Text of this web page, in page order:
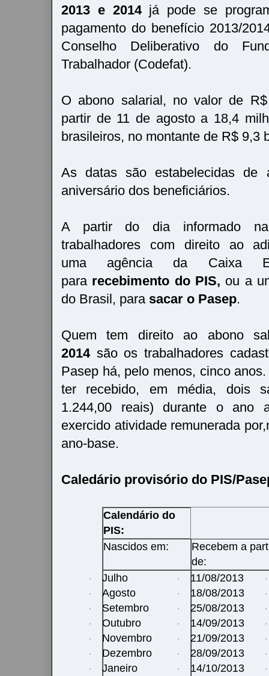
2013 e 2014já pode se
pagamento do benefício 2013/
Conselho Deliberativo do
Trabalhador (Codefat).
O abono salarial, no valor de
partir de 11 de agosto a 18,4
brasileiros, no montante de R$ 9,3
As datas são estabelecidas de
aniversário dos beneficiários.
A partir do dia informado
trabalhadores com direito ao
uma agência da Caixa
para recebimento do PIS, ou a
do Brasil, para sacar o Pasep.
Quem tem direito ao abono
2014são os trabalhadores
Pasep há, pelo menos, cinco
ter recebido, em média, dois
1.244,00 reais) durante o ano
exercido atividade remunerada
ano-base.
Caledário provisório do PIS/
Calendário do
PIS:
Nascidos em:
Recebem a
de:
· Julho
· Agosto
· Setembro
· Outubro
· Novembro
· Dezembro
· Janeiro
· 11/08/2013
· 18/08/2013
· 25/08/2013
· 14/09/2013
· 21/09/2013
· 28/09/2013
· 14/10/2013
·
·
·
·
·
·
·